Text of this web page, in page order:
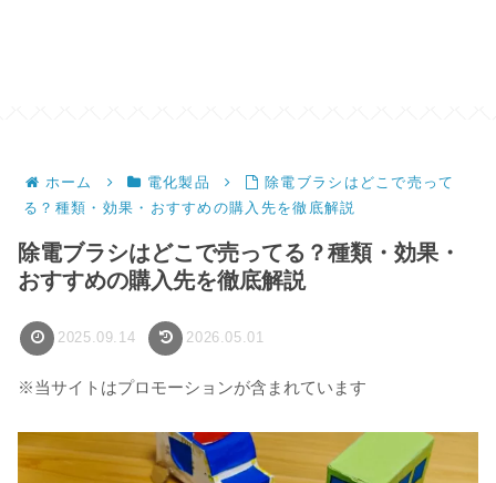
ホーム 電化製品
除電ブラシはどこで売って
る？種類・効果・おすすめの購入先を徹底解説
除電ブラシはどこで売ってる？種類・効果・
おすすめの購入先を徹底解説
2025.09.14 2026.05.01
※当サイトはプロモーションが含まれています